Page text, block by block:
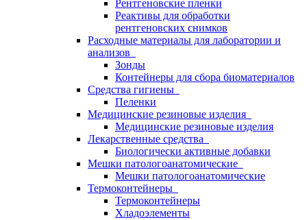
Рентгеновские пленки
Реактивы для обработки
рентгеновских снимков
Расходные материалы для лаборатории и
анализов
Зонды
Контейнеры для сбора биоматериалов
Средства гигиены
Пеленки
Медицинские резиновые изделия
Медицинские резиновые изделия
Лекарственные средства
Биологически активные добавки
Мешки патологоанатомические
Мешки патологоанатомические
Термоконтейнеры
Термоконтейнеры
Хладоэлементы